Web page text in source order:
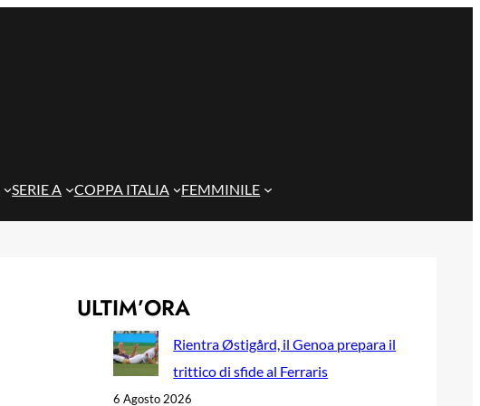
SERIE A COPPA ITALIA FEMMINILE
ULTIM’ORA
Rientra Østigård, il Genoa prepara il
trittico di sfide al Ferraris
6 Agosto 2026